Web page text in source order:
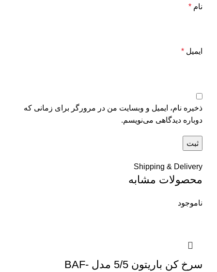
نام *
ایمیل *
ذخیره نام، ایمیل و وبسایت من در مرورگر برای زمانی که
دوباره دیدگاهی می‌نویسم.
Shipping & Delivery
محصولات مشابه
ناموجود
سرخ کن باریتون 5/5 مدل BAF-